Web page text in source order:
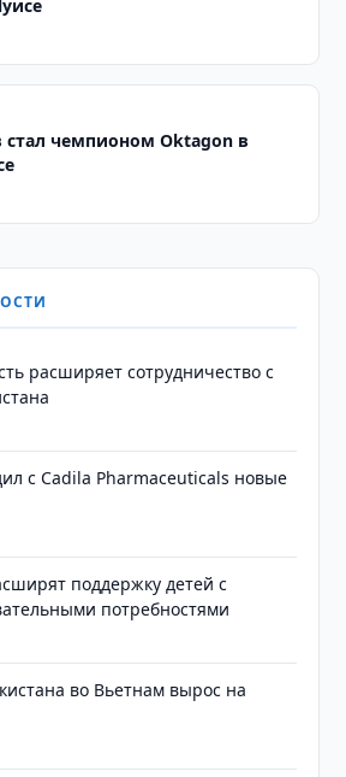
чемпионом Oktagon в
расширяет сотрудничество с
с Cadila Pharmaceuticals новые
поддержку детей с
потребностями
во Вьетнам вырос на